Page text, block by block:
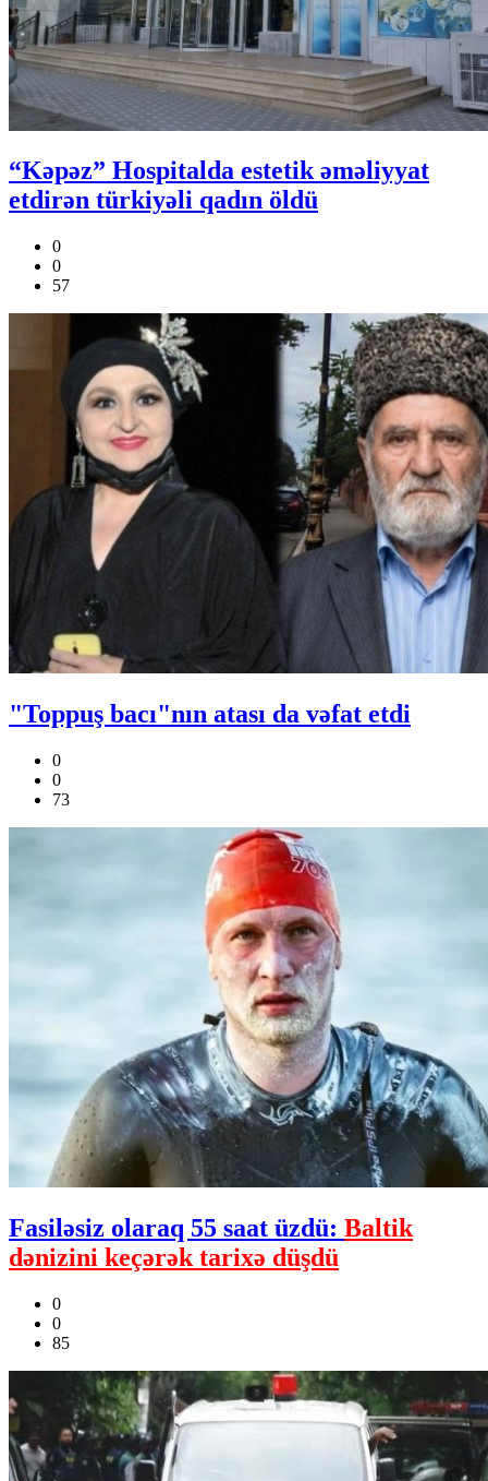
“Kəpəz” Hospitalda estetik əməliyyat
etdirən türkiyəli qadın öldü
0
0
57
"Toppuş bacı"nın atası da vəfat etdi
0
0
73
Fasiləsiz olaraq 55 saat üzdü: Baltik
dənizini keçərək tarixə düşdü
0
0
85